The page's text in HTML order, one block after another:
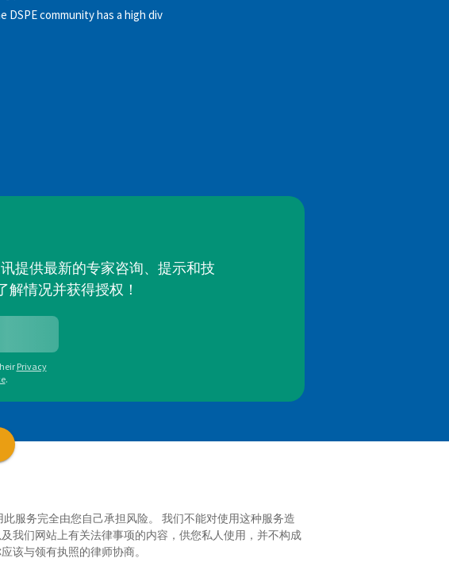
community has a high div
提供最新的专家咨询、提示和技
情况并获得授权！
Privacy
.
服务完全由您自己承担风险。 我们不能对使用这种服务造
我们网站上有关法律事项的内容，供您私人使用，并不构成
该与领有执照的律师协商。